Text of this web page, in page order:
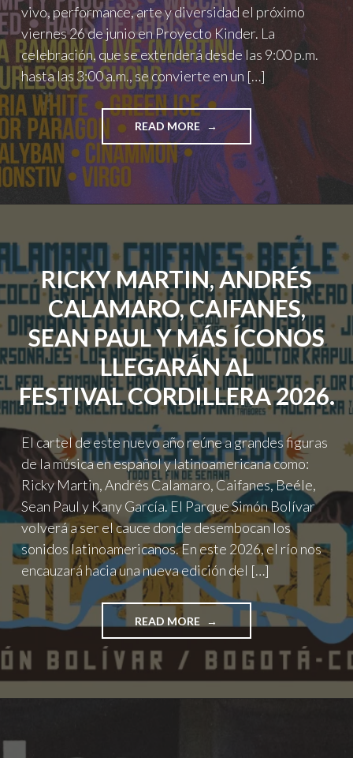
vivo, performance, arte y diversidad el próximo
viernes 26 de junio en Proyecto Kinder. La
celebración, que se extenderá desde las 9:00 p.m.
hasta las 3:00 a.m., se convierte en un […]
READ MORE "LA
RAMONA
PRESENTA
AMOR
EXISTE”
STRANGELOVE
CABARET,
UNA
CELEBRACIÓN
DEL
PRIDE
ENTRE
MÚSICA,
ARTE
Y
DIVERSIDAD"
RICKY MARTIN, ANDRÉS
CALAMARO, CAIFANES,
SEAN PAUL Y MÁS ÍCONOS
LLEGARÁN AL
FESTIVAL CORDILLERA 2026.
El cartel de este nuevo año reúne a grandes figuras
de la música en español y latinoamericana como:
Ricky Martin, Andrés Calamaro, Caifanes, Beéle,
Sean Paul y Kany García. El Parque Simón Bolívar
volverá a ser el cauce donde desembocan los
sonidos latinoamericanos. En este 2026, el río nos
encauzará hacia una nueva edición del […]
READ MORE "RICKY
MARTIN,
ANDRÉS
CALAMARO,